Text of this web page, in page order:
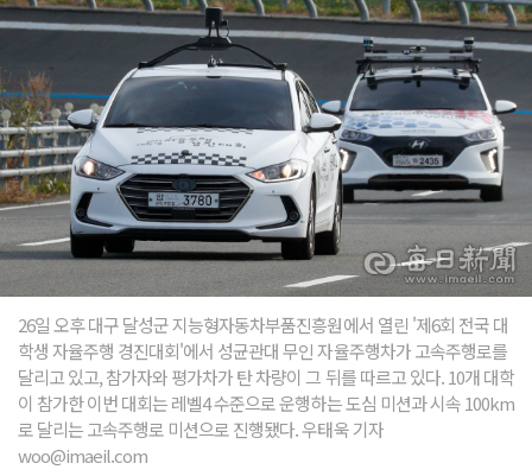
26일 오후 대구 달성군 지능형자동차부품진흥원에서 열린 '제6회 전국 대
학생 자율주행 경진대회'에서 성균관대 무인 자율주행차가 고속주행로를
달리고 있고, 참가자와 평가차가 탄 차량이 그 뒤를 따르고 있다. 10개 대학
이 참가한 이번 대회는 레벨4 수준으로 운행하는 도심 미션과 시속 100km
로 달리는 고속주행로 미션으로 진행됐다. 우태욱 기자
woo@imaeil.com